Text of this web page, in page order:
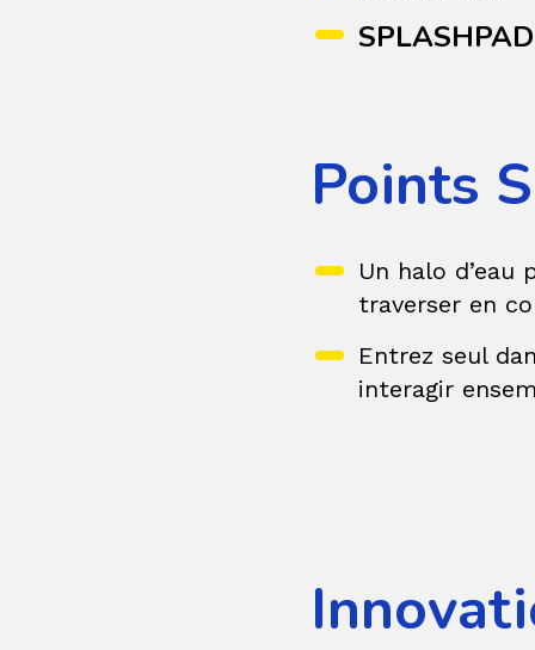
SPLASHPAD
Points
Un halo
traverser en
Entrez seul
interagir